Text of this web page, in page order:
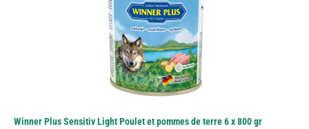
Winner Plus Sensitiv Light Poulet et pommes de terre 6 x 800 gr